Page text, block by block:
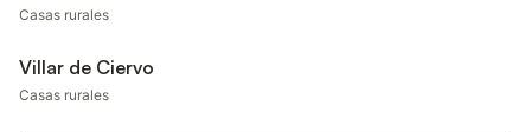
Casas rurales
Villar de Ciervo
Casas rurales